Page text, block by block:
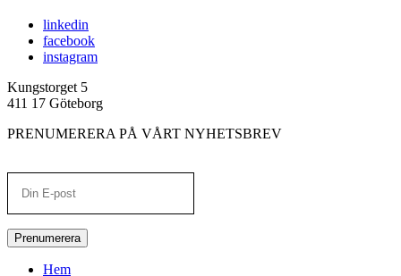
linkedin
facebook
instagram
Kungstorget 5
411 17 Göteborg
PRENUMERERA PÅ VÅRT NYHETSBREV
Prenumerera
Hem